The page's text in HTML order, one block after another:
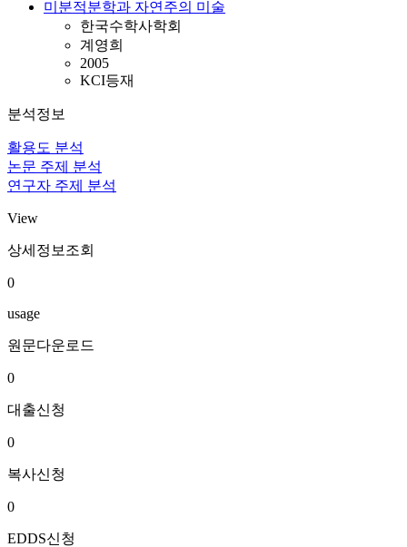
미분적분학과 자연주의 미술
한국수학사학회
계영희
2005
KCI등재
분석정보
활용도 분석
논문 주제 분석
연구자 주제 분석
View
상세정보조회
0
usage
원문다운로드
0
대출신청
0
복사신청
0
EDDS신청